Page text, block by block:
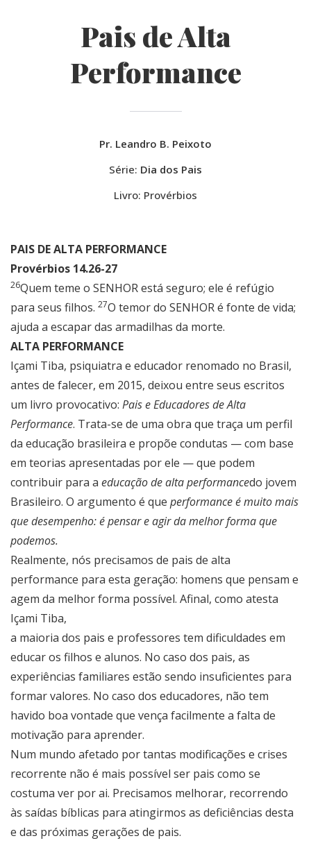
Pais de Alta
Performance
Pr. Leandro B. Peixoto
Série: Dia dos Pais
Livro: Provérbios
PAIS DE ALTA PERFORMANCE
Provérbios 14.26-27
26Quem teme o SENHOR está seguro; ele é refúgio
para seus filhos. 27O temor do SENHOR é fonte de vida;
ajuda a escapar das armadilhas da morte.
ALTA PERFORMANCE
Içami Tiba, psiquiatra e educador renomado no Brasil,
antes de falecer, em 2015, deixou entre seus escritos
um livro provocativo: Pais e Educadores de Alta
Performance. Trata-se de uma obra que traça um perfil
da educação brasileira e propõe condutas — com base
em teorias apresentadas por ele — que podem
contribuir para a educação de alta performancedo jovem
Brasileiro. O argumento é que performance é muito mais
que desempenho: é pensar e agir da melhor forma que
podemos.
Realmente, nós precisamos de pais de alta
performance para esta geração: homens que pensam e
agem da melhor forma possível. Afinal, como atesta
Içami Tiba,
a maioria dos pais e professores tem dificuldades em
educar os filhos e alunos. No caso dos pais, as
experiências familiares estão sendo insuficientes para
formar valores. No caso dos educadores, não tem
havido boa vontade que vença facilmente a falta de
motivação para aprender.
Num mundo afetado por tantas modificações e crises
recorrente não é mais possível ser pais como se
costuma ver por ai. Precisamos melhorar, recorrendo
às saídas bíblicas para atingirmos as deficiências desta
e das próximas gerações de pais.